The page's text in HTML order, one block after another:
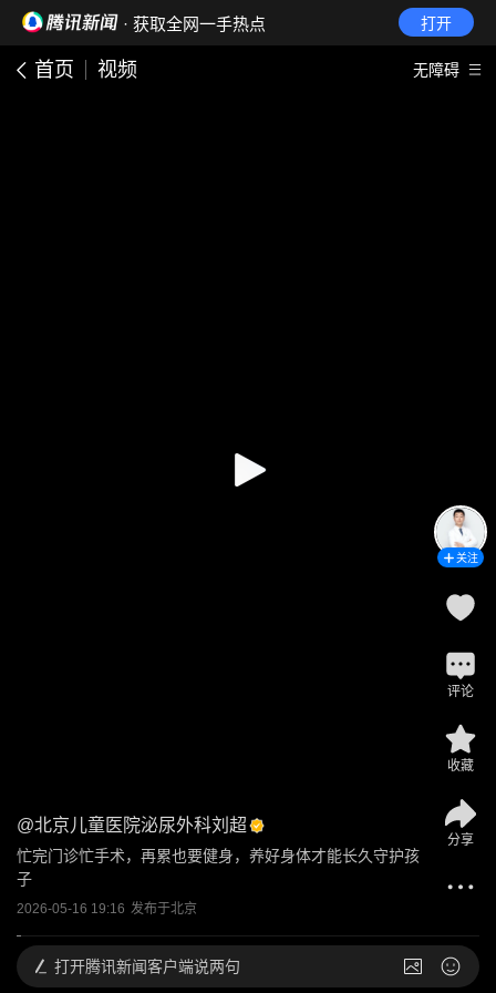
· 获取全网一手热点 打开
首页 视频 无障碍
@北京儿童医院泌尿外科刘超
忙完门诊忙手术，再累也要健身，养好身体才能长久守护孩
子
2026-05-16 19:16 发布于北京
关注
评论
收藏
分享
打开腾讯新闻客户端说两句